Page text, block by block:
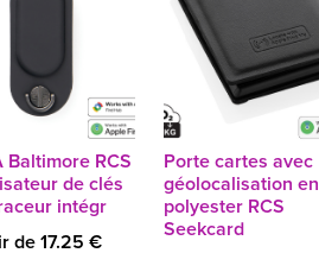
Baltimore RCS
de clés
intégr
de 17.25 €
Porte cartes avec
géolocalisation en
polyester RCS
Seekcard